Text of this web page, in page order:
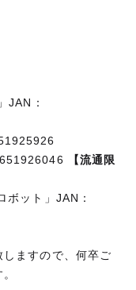
JAN：
【流通限
ボット」JAN：
ますので、何卒ご